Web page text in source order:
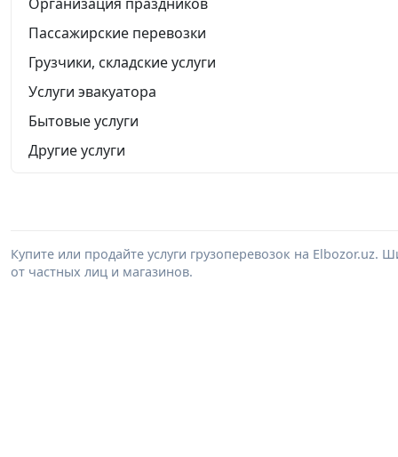
Пассажирские перевозки
Грузчики, складские услуги
Услуги эвакуатора
Бытовые услуги
Другие услуги
Купите или продайте услуги грузоперевозок на
от частных лиц и магазинов.